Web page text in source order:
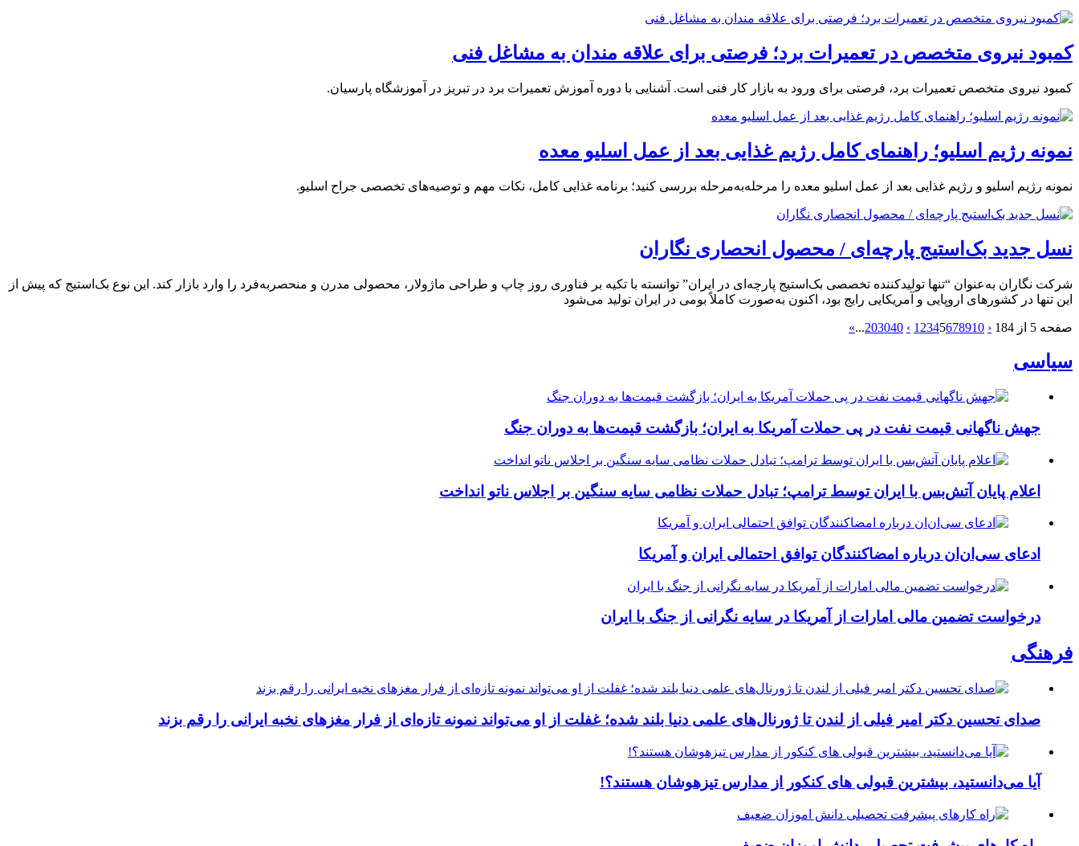
کمبود نیروی متخصص در تعمیرات برد؛ فرصتی برای علاقه ‌مندان به مشاغل فنی
کمبود نیروی متخصص تعمیرات برد، فرصتی برای ورود به بازار کار فنی است. آشنایی با دوره آموزش تعمیرات برد در تبریز در آموزشگاه پارسیان.
نمونه رژیم اسلیو؛ راهنمای کامل رژیم غذایی بعد از عمل اسلیو معده
نمونه رژیم اسلیو و رژیم غذایی بعد از عمل اسلیو معده را مرحله‌به‌مرحله بررسی کنید؛ برنامه غذایی کامل، نکات مهم و توصیه‌های تخصصی جراح اسلیو.
نسل جدید بک‌استیج پارچه‌ای / محصول انحصاری نگاران
شرکت نگاران به‌عنوان “تنها تولیدکننده تخصصی بک‌استیج پارچه‌ای در ایران” توانسته با تکیه بر فناوری روز چاپ و طراحی ماژولار، محصولی مدرن و منحصربه‌فرد را وارد بازار کند. این نوع بک‌استیج که پیش از
این تنها در کشورهای اروپایی و آمریکایی رایج بود، اکنون به‌صورت کاملاً بومی در ایران تولید می‌شود
صفحه 5 از 184 ‹
1 2345678910
›
203040
...
»
سیاسی
جهش ناگهانی قیمت نفت در پی حملات آمریکا به ایران؛ بازگشت قیمت‌ها به دوران جنگ
اعلام پایان آتش‌بس با ایران توسط ترامپ؛ تبادل حملات نظامی سایه سنگین بر اجلاس ناتو انداخت
ادعای سی‌ان‌ان درباره امضاکنندگان توافق احتمالی ایران و آمریکا
درخواست تضمین مالی امارات از آمریکا در سایه نگرانی از جنگ با ایران
فرهنگی
صدای تحسین دکتر امیر فیلی از لندن تا ژورنال‌های علمی دنیا بلند شده؛ غفلت از او می‌تواند نمونه تازه‌ای از فرار مغزهای نخبه ایرانی را رقم بزند
آیا می‌دانستید، بیشترین قبولی های کنکور از مدارس تیزهوشان هستند؟!